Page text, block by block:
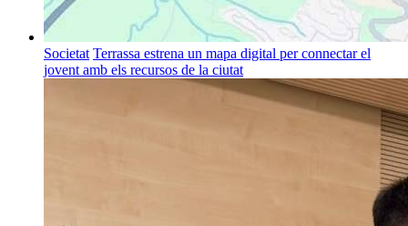
Societat Terrassa estrena un mapa digital per connectar el
jovent amb els recursos de la ciutat